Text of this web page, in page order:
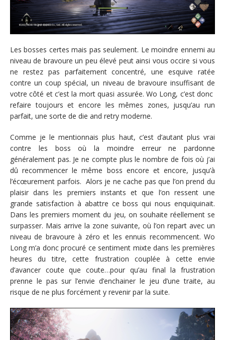
Les bosses certes mais pas seulement. Le moindre ennemi au
niveau de bravoure un peu élevé peut ainsi vous occire si vous
ne restez pas parfaitement concentré, une esquive ratée
contre un coup spécial, un niveau de bravoure insuffisant de
votre côté et c’est la mort quasi assurée. Wo Long, c’est donc
refaire toujours et encore les mêmes zones, jusqu’au run
parfait, une sorte de die and retry moderne.
Comme je le mentionnais plus haut, c’est d’autant plus vrai
contre les boss où la moindre erreur ne pardonne
généralement pas. Je ne compte plus le nombre de fois où j’ai
dû recommencer le même boss encore et encore, jusqu’à
l’écœurement parfois. Alors je ne cache pas que l’on prend du
plaisir dans les premiers instants et que l’on ressent une
grande satisfaction à abattre ce boss qui nous enquiquinait.
Dans les premiers moment du jeu, on souhaite réellement se
surpasser. Mais arrive la zone suivante, où l’on repart avec un
niveau de bravoure à zéro et les ennuis recommencent. Wo
Long m’a donc procuré ce sentiment mixte dans les premières
heures du titre, cette frustration couplée à cette envie
d’avancer coute que coute…pour qu’au final la frustration
prenne le pas sur l’envie d’enchainer le jeu d’une traite, au
risque de ne plus forcément y revenir par la suite.